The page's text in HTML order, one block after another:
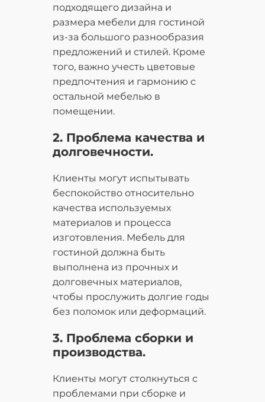
подходящего дизайна и
размера мебели для гостиной
из-за большого разнообразия
предложений и стилей. Кроме
того, важно учесть цветовые
предпочтения и гармонию с
остальной мебелью в
помещении.
2. Проблема качества и
долговечности.
Клиенты могут испытывать
беспокойство относительно
качества используемых
материалов и процесса
изготовления. Мебель для
гостиной должна быть
выполнена из прочных и
долговечных материалов,
чтобы прослужить долгие годы
без поломок или деформаций.
3. Проблема сборки и
производства.
Клиенты могут столкнуться с
проблемами при сборке и